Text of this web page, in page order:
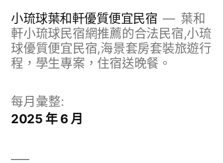
小琉球葉和軒優質便宜民宿
葉和
軒小琉球民宿網推薦的合法民宿,小琉
球優質便宜民宿,海景套房套裝旅遊行
程，學生專案，住宿送晚餐。
每月彙整:
2025 年 6 月